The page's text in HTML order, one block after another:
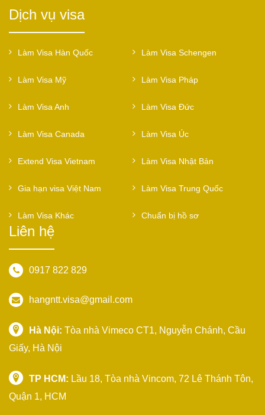
Dịch vụ visa
Làm Visa Hàn Quốc Làm Visa Schengen
Làm Visa Mỹ Làm Visa Pháp
Làm Visa Anh Làm Visa Đức
Làm Visa Canada Làm Visa Úc
Extend Visa Vietnam Làm Visa Nhật Bản
Gia hạn visa Việt Nam Làm Visa Trung Quốc
Làm Visa Khác Chuẩn bị hồ sơ
Liên hệ
0917 822 829
hangntt.visa@gmail.com
Hà Nội: Tòa nhà Vimeco CT1, Nguyễn Chánh, Cầu
Giấy, Hà Nội
TP HCM: Lầu 18, Tòa nhà Vincom, 72 Lê Thánh Tôn,
Quận 1, HCM